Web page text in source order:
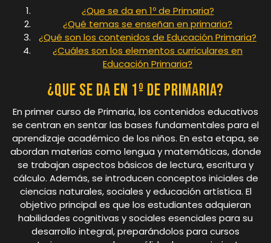
¿Que se da en 1º de Primaria?
¿Qué temas se enseñan en primaria?
¿Qué son los contenidos de Educación Primaria?
¿Cuáles son los elementos curriculares en
Educación Primaria?
¿Que se da en 1º de Primaria?
En primer curso de Primaria, los contenidos educativos
se centran en sentar las bases fundamentales para el
aprendizaje académico de los niños. En esta etapa, se
abordan materias como lengua y matemáticas, donde
se trabajan aspectos básicos de lectura, escritura y
cálculo. Además, se introducen conceptos iniciales de
ciencias naturales, sociales y educación artística. El
objetivo principal es que los estudiantes adquieran
habilidades cognitivas y sociales esenciales para su
desarrollo integral, preparándolos para cursos